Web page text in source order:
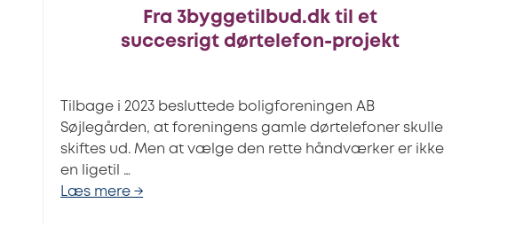
Fra 3byggetilbud.dk til et
succesrigt dørtelefon-projekt
Tilbage i 2023 besluttede boligforeningen AB
Søjlegården, at foreningens gamle dørtelefoner skulle
skiftes ud. Men at vælge den rette håndværker er ikke
en ligetil …
Læs mere →